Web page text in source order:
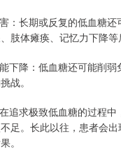
：长期或反复的低血糖
肢体瘫痪、记忆力下降
下降：低血糖还可能削
战。
追求极致低血糖的过程
足。长此以往，患者会
。